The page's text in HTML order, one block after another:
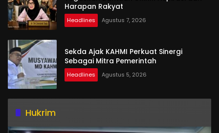
Harapan Rakyat
Headlines Agustus 7, 2026
Sekda Ajak KAHMI Perkuat Sinergi
Sebagai Mitra Pemerintah
Headlines Agustus 5, 2026
Hukrim